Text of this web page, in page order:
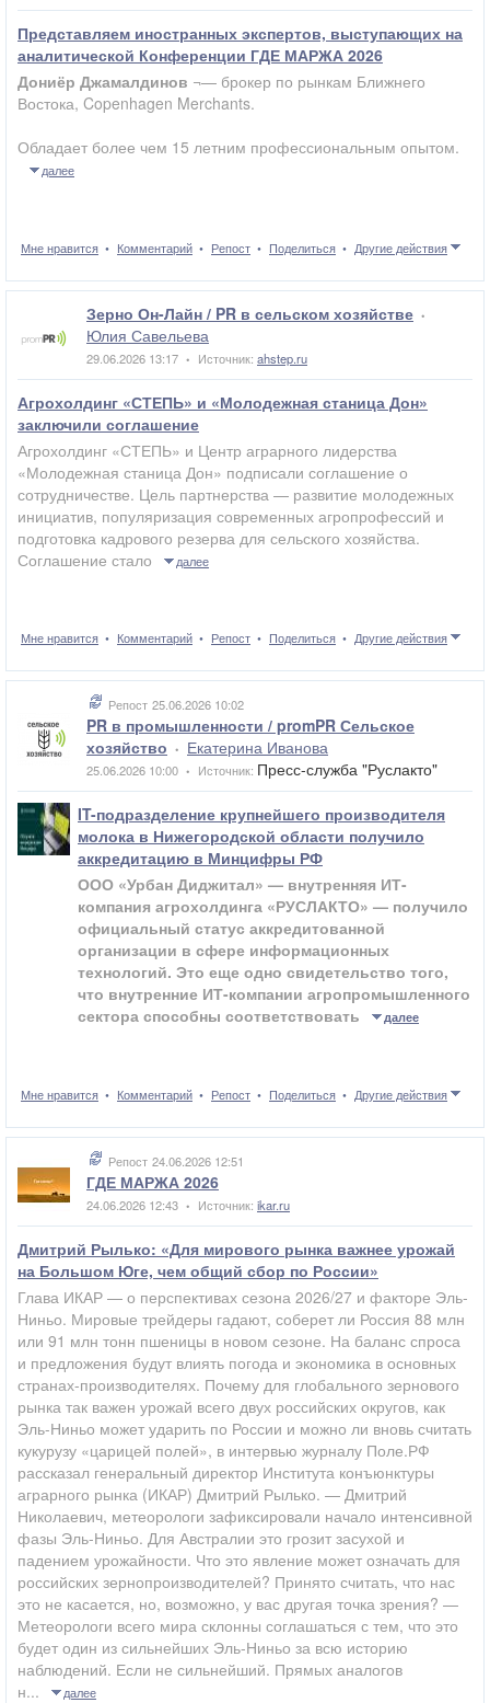
Представляем иностранных экспертов, выступающих на
аналитической Конференции ГДЕ МАРЖА 2026
Дониёр Джамалдинов ¬— брокер по рынкам Ближнего
Востока, Copenhagen Merchants.
Обладает более чем 15 летним профессиональным опытом.
далее
Мне нравится Комментарий Репост Поделиться Другие действия
Зерно Он-Лайн / PR в сельском хозяйстве •
Юлия Савельева
29.06.2026 13:17 • Источник: ahstep.ru
Агрохолдинг «СТЕПЬ» и «Молодежная станица Дон»
заключили соглашение
Агрохолдинг «СТЕПЬ» и Центр аграрного лидерства
«Молодежная станица Дон» подписали соглашение о
сотрудничестве. Цель партнерства — развитие молодежных
инициатив, популяризация современных агропрофессий и
подготовка кадрового резерва для сельского хозяйства.
Соглашение стало
далее
Мне нравится Комментарий Репост Поделиться Другие действия
Репост 25.06.2026 10:02
PR в промышленности / promPR Сельское
хозяйство • Екатерина Иванова
25.06.2026 10:00 • Источник: Пресс-служба "Руслакто"
IT-подразделение крупнейшего производителя
молока в Нижегородской области получило
аккредитацию в Минцифры РФ
ООО «Урбан Диджитал» — внутренняя ИТ-
компания агрохолдинга «РУСЛАКТО» — получило
официальный статус аккредитованной
организации в сфере информационных
технологий. Это еще одно свидетельство того,
что внутренние ИТ-компании агропромышленного
сектора способны соответствовать
далее
Мне нравится Комментарий Репост Поделиться Другие действия
Репост 24.06.2026 12:51
ГДЕ МАРЖА 2026
24.06.2026 12:43 • Источник: ikar.ru
Дмитрий Рылько: «Для мирового рынка важнее урожай
на Большом Юге, чем общий сбор по России»
Глава ИКАР — о перспективах сезона 2026/27 и факторе Эль-
Ниньо. Мировые трейдеры гадают, соберет ли Россия 88 млн
или 91 млн тонн пшеницы в новом сезоне. На баланс спроса
и предложения будут влиять погода и экономика в основных
странах-производителях. Почему для глобального зернового
рынка так важен урожай всего двух российских округов, как
Эль-Ниньо может ударить по России и можно ли вновь считать
кукурузу «царицей полей», в интервью журналу Поле.РФ
рассказал генеральный директор Института конъюнктуры
аграрного рынка (ИКАР) Дмитрий Рылько. — Дмитрий
Николаевич, метеорологи зафиксировали начало интенсивной
фазы Эль-Ниньо. Для Австралии это грозит засухой и
падением урожайности. Что это явление может означать для
российских зернопроизводителей? Принято считать, что нас
это не касается, но, возможно, у вас другая точка зрения? —
Метеорологи всего мира склонны соглашаться с тем, что это
будет один из сильнейших Эль-Ниньо за всю историю
наблюдений. Если не сильнейший. Прямых аналогов
н...
далее